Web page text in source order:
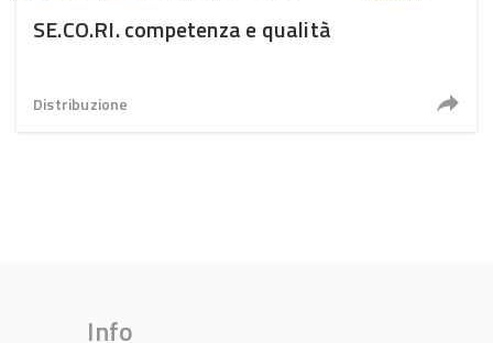
SE.CO.RI. competenza e qualità
Distribuzione
Info